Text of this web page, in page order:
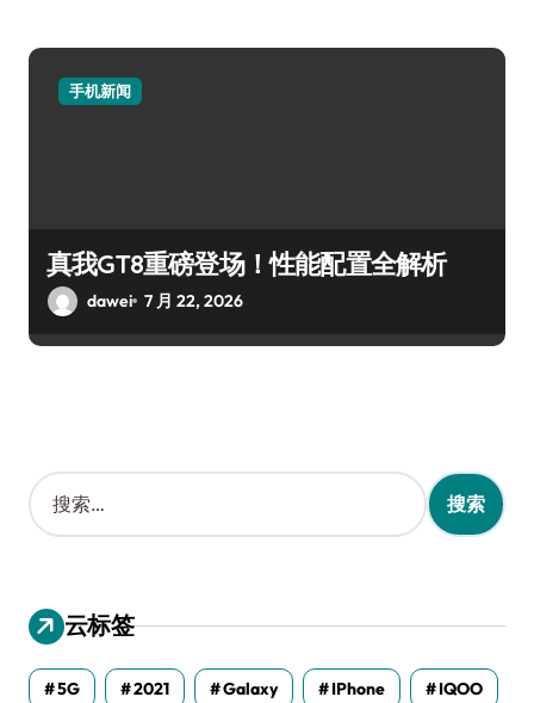
手机新闻
真我GT8重磅登场！性能配置全解析
dawei 7 月 22, 2026
搜
索
：
云标签
5G 2021 Galaxy IPhone IQOO